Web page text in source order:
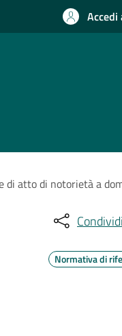
di atto di notorietà a
Condividi
Normativa di